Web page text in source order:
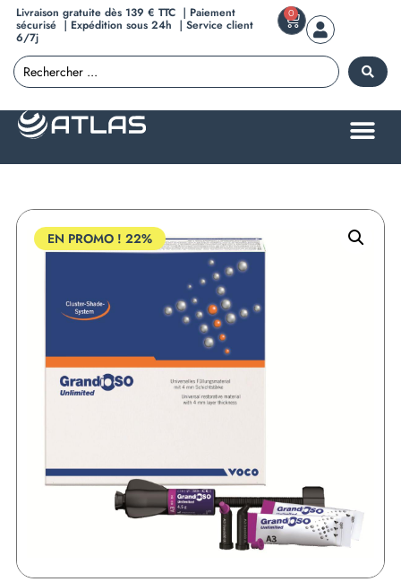
Livraison gratuite dès 139 € TTC ｜Paiement
sécurisé ｜Expédition sous 24h ｜Service client
6/7j
0
EN PROMO ! 22%